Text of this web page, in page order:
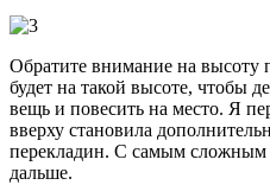
Обратите внимание на высоту
будет на такой высоте, чтобы
вещь и повесить на место. Я
вверху становила
перекладин. С самым сложным
дальше.